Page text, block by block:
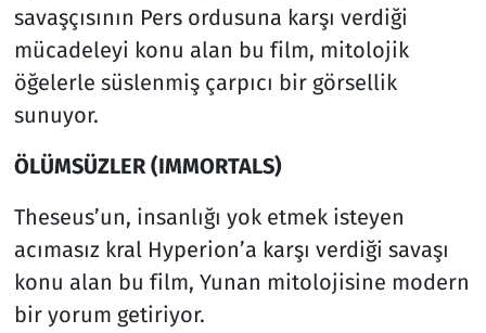
savaşçısının Pers ordusuna karşı verdiği
mücadeleyi konu alan bu film, mitolojik
öğelerle süslenmiş çarpıcı bir görsellik
sunuyor.
ÖLÜMSÜZLER (IMMORTALS)
Theseus’un, insanlığı yok etmek isteyen
acımasız kral Hyperion’a karşı verdiği savaşı
konu alan bu film, Yunan mitolojisine modern
bir yorum getiriyor.